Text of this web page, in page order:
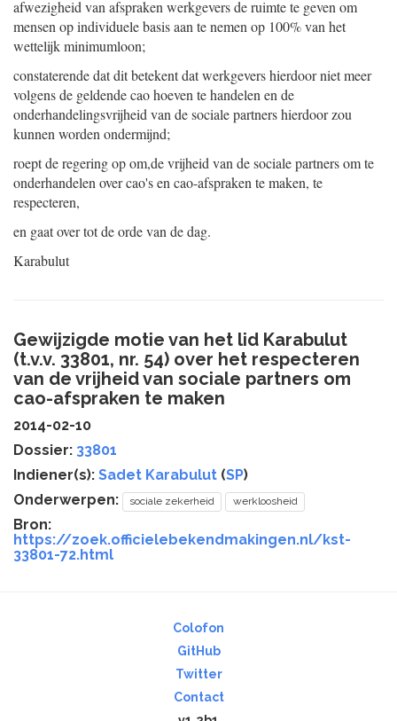
afwezigheid van afspraken werkgevers de ruimte te geven om
mensen op individuele basis aan te nemen op 100% van het
wettelijk minimumloon;
constaterende dat dit betekent dat werkgevers hierdoor niet meer
volgens de geldende cao hoeven te handelen en de
onderhandelingsvrijheid van de sociale partners hierdoor zou
kunnen worden ondermijnd;
roept de regering op om,de vrijheid van de sociale partners om te
onderhandelen over cao's en cao-afspraken te maken, te
respecteren,
en gaat over tot de orde van de dag.
Karabulut
Gewijzigde motie van het lid Karabulut
(t.v.v. 33801, nr. 54) over het respecteren
van de vrijheid van sociale partners om
cao-afspraken te maken
2014-02-10
Dossier: 33801
Indiener(s): Sadet Karabulut (SP)
Onderwerpen:
sociale zekerheid werkloosheid
Bron:
https://zoek.officielebekendmakingen.nl/kst-
33801-72.html
Colofon
GitHub
Twitter
Contact